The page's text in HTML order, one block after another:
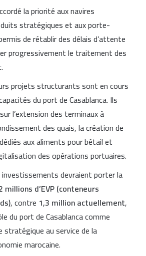
la priorité aux navires
stratégiques et aux porte-
de rétablir des délais d’attente
progressivement le traitement des
projets structurants sont en cours
du port de Casablanca. Ils
l’extension des terminaux à
des quais, la création de
aux aliments pour bétail et
des opérations portuaires.
investissements devraient porter la
millions d’EVP (conteneurs
, contre 1,3 million actuellement,
du port de Casablanca comme
au service de la
marocaine.